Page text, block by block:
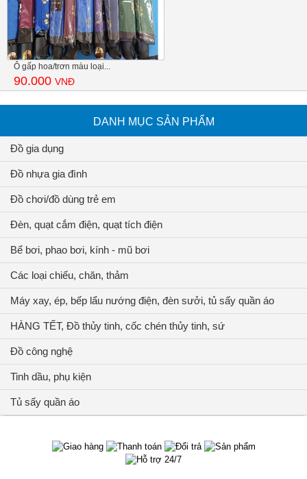
Ô gấp hoa/trơn màu loại...
90.000 VNĐ
DANH MỤC SẢN PHẨM
Đồ gia dụng
Đồ nhựa gia đình
Đồ chơi/đồ dùng trẻ em
Đèn, quạt cắm điện, quạt tích điện
Bể bơi, phao bơi, kính - mũ bơi
Các loại chiếu, chăn, thảm
Máy xay, ép, bếp lẩu nướng điện, đèn sưởi, tủ sấy quần áo
HÀNG TẾT, Đồ thủy tinh, cốc chén thủy tinh, sứ
Đồ công nghệ
Tinh dầu, phụ kiện
Tủ sấy quần áo